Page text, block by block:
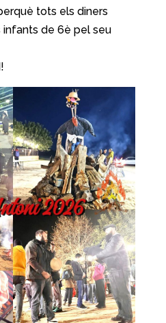
tots els diners
de 6è pel seu